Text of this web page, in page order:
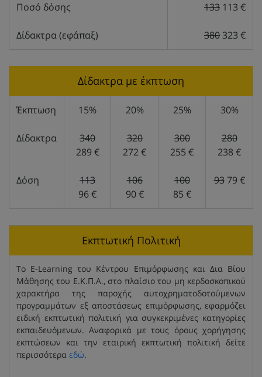
Ποσό δόσης 133 113 €
Δίδακτρα (εφάπαξ) 380 323 €
Δίδακτρα με έκπτωση
Έκπτωση 15% 20% 25% 30%
Δίδακτρα
340
289 €
320
272 €
300
255 €
280
238 €
Δόση
113
96 €
106
90 €
100
85 €
93 79 €
Εκπτωτική Πολιτική
Το E-Learning του Κέντρου Επιμόρφωσης και Δια Βίου
Μάθησης του Ε.Κ.Π.Α., στο πλαίσιο του μη κερδοσκοπικού
χαρακτήρα της παροχής αυτοχρηματοδοτούμενων
προγραμμάτων εξ αποστάσεως επιμόρφωσης, εφαρμόζει
ειδική εκπτωτική πολιτική για συγκεκριμένες κατηγορίες
εκπαιδευόμενων. Αναφορικά με τους όρους χορήγησης
εκπτώσεων και την εταιρική εκπτωτική πολιτική δείτε
περισσότερα εδώ.